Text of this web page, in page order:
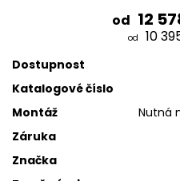
od 12
od 10
Dostupnost
Katalogové číslo
Montáž
Nutná
Záruka
Značka